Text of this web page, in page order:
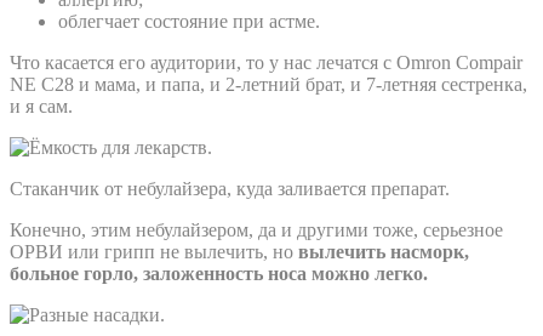
облегчает состояние при астме.
Что касается его аудитории, то у нас лечатся с Omron Compair
NE C28 и мама, и папа, и 2-летний брат, и 7-летняя сестренка,
и я сам.
Стаканчик от небулайзера, куда заливается препарат.
Конечно, этим небулайзером, да и другими тоже, серьезное
ОРВИ или грипп не вылечить, но вылечить насморк,
больное горло, заложенность носа можно легко.